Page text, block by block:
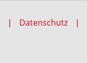
Datenschutz